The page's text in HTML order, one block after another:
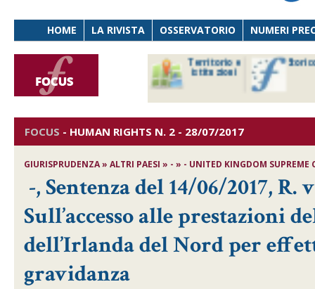
HOME LA RIVISTA OSSERVATORIO NUMERI
Territorio e
istituzioni
FOCUS - HUMAN RIGHTS N. 2 - 28/07/2017
GIURISPRUDENZA » ALTRI PAESI » - » - UNITED KINGDOM
-, Sentenza del 14/06/2017,
Sull’accesso alle prestazioni
dell’Irlanda del Nord per
gravidanza